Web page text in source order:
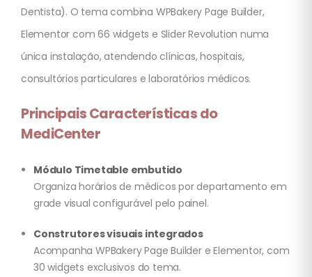
Dentista). O tema combina WPBakery Page Builder,
Elementor com 66 widgets e Slider Revolution numa
única instalação, atendendo clínicas, hospitais,
consultórios particulares e laboratórios médicos.
Principais Características do
MediCenter
Módulo Timetable embutido
Organiza horários de médicos por departamento em
grade visual configurável pelo painel.
Construtores visuais integrados
Acompanha WPBakery Page Builder e Elementor, com
30 widgets exclusivos do tema.